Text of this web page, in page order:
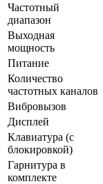
Частотный
диапазон
Выходная
мощность
Питание
Количество
частотных каналов
Вибровызов
Дисплей
Клавиатура (с
блокировкой)
Гарнитура в
комплекте